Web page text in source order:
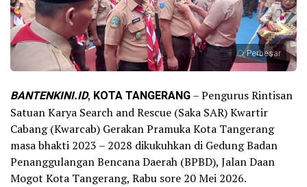
Perbesar
BANTENKINI.ID, KOTA TANGERANG– Pengurus Rintisan
Satuan Karya Search and Rescue (Saka SAR) Kwartir
Cabang (Kwarcab) Gerakan Pramuka Kota Tangerang
masa bhakti 2023 – 2028 dikukuhkan di Gedung Badan
Penanggulangan Bencana Daerah (BPBD), Jalan Daan
Mogot Kota Tangerang, Rabu sore 20 Mei 2026.